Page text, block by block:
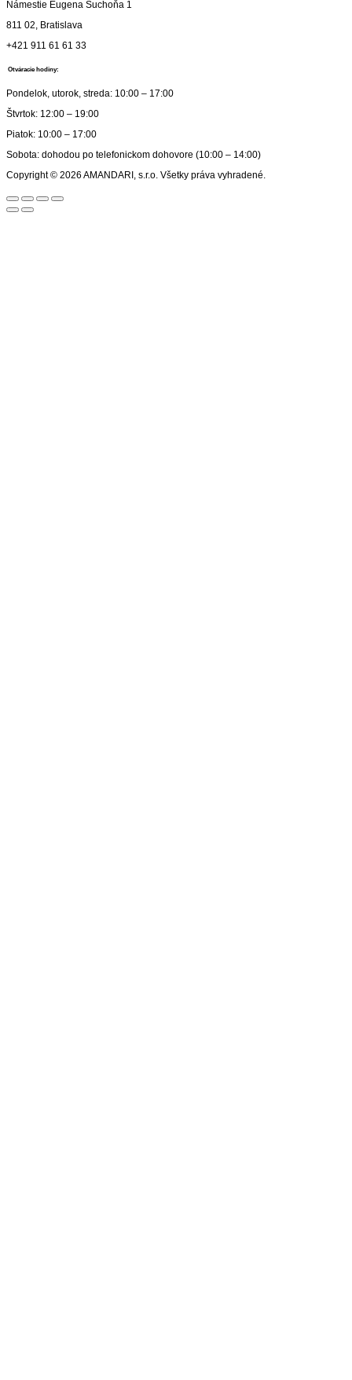
Námestie Eugena Suchoňa 1
811 02, Bratislava
+421 911 61 61 33
Otváracie hodiny:
Pondelok, utorok, streda: 10:00 – 17:00
Štvrtok: 12:00 – 19:00
Piatok: 10:00 – 17:00
Sobota: dohodou po telefonickom dohovore (10:00 – 14:00)
Copyright © 2026 AMANDARI, s.r.o. Všetky práva vyhradené.